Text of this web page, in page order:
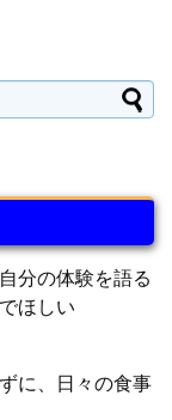
分の体験を語る
ほしい
に、日々の食事